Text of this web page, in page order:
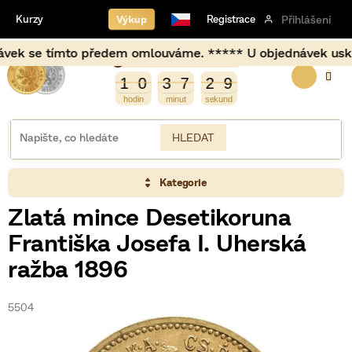
obsah
omlouváme. ***** U objednávek
Výkup Registrace Přihlášení
Kurzy
1
1 0
0 3
3 7
7 2
3
2 8
9
8
0
9
HLEDAT
Kategorie
Zlatá mince Desetikoruna
Františka Josefa I. Uherská
ražba 1896
5504